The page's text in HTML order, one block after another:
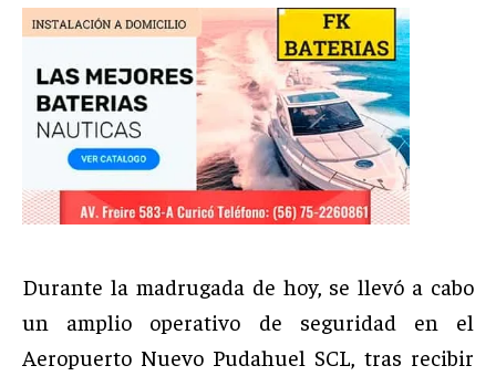
Durante la madrugada de hoy, se llevó a cabo
un amplio operativo de seguridad en el
Aeropuerto Nuevo Pudahuel SCL, tras recibir